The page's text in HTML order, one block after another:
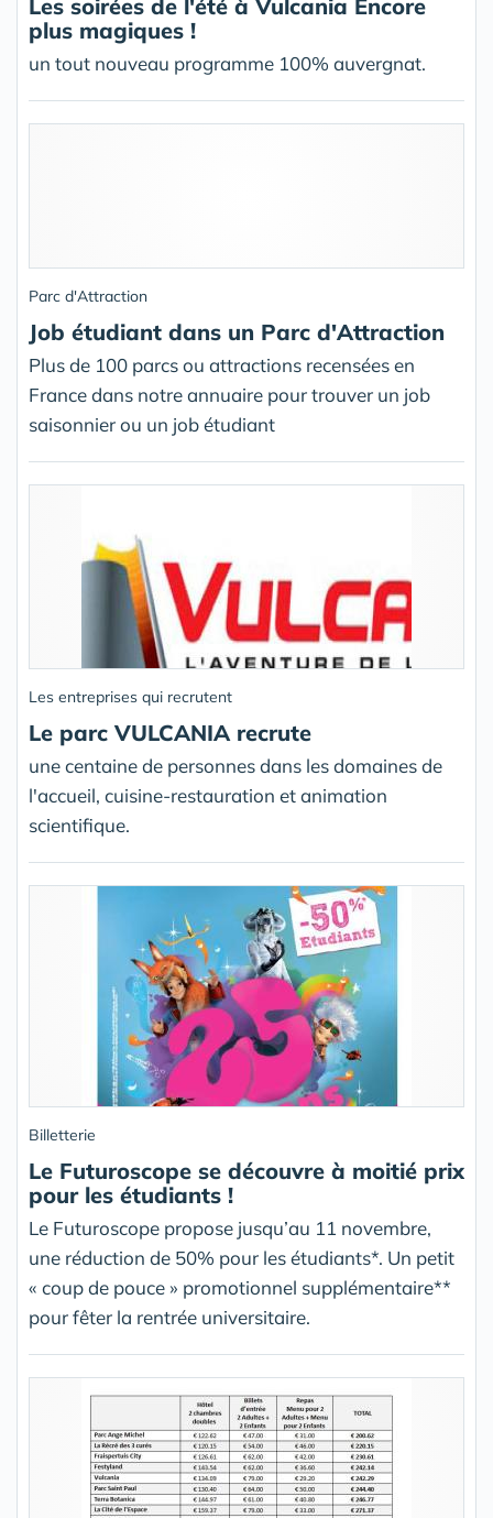
Les soirées de l'été à Vulcania Encore
plus magiques !
un tout nouveau programme 100% auvergnat.
Parc d'Attraction
Job étudiant dans un Parc d'Attraction
Plus de 100 parcs ou attractions recensées en
France dans notre annuaire pour trouver un job
saisonnier ou un job étudiant
Les entreprises qui recrutent
Le parc VULCANIA recrute
une centaine de personnes dans les domaines de
l'accueil, cuisine-restauration et animation
scientifique.
Billetterie
Le Futuroscope se découvre à moitié prix
pour les étudiants !
Le Futuroscope propose jusqu’au 11 novembre,
une réduction de 50% pour les étudiants*. Un petit
« coup de pouce » promotionnel supplémentaire**
pour fêter la rentrée universitaire.